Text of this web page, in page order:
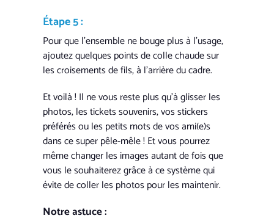
Étape 5 :
Pour que l’ensemble ne bouge plus à l’usage,
ajoutez quelques points de colle chaude sur
les croisements de fils, à l’arrière du cadre.
Et voilà ! Il ne vous reste plus qu’à glisser les
photos, les tickets souvenirs, vos stickers
préférés ou les petits mots de vos ami(e)s
dans ce super pêle-mêle ! Et vous pourrez
même changer les images autant de fois que
vous le souhaiterez grâce à ce système qui
évite de coller les photos pour les maintenir.
Notre astuce :